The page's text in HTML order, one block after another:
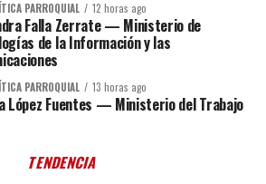
PARROQUIAL 12 horas ago
Falla Zerrate — Ministerio de
de la Información y las
PARROQUIAL 13 horas ago
López Fuentes — Ministerio del Trabajo
TENDENCIA